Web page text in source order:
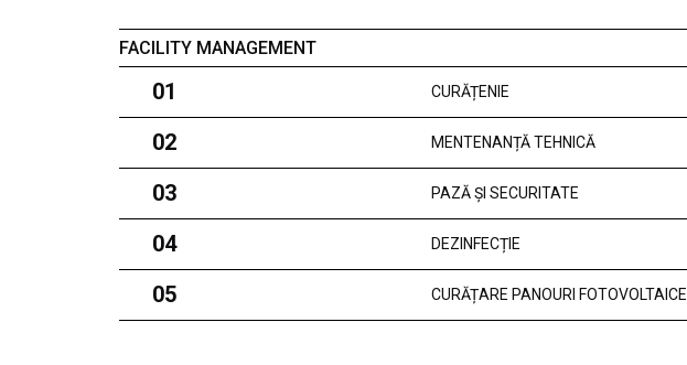
FACILITY MANAGEMENT
01 CURĂȚENIE
02 MENTENANȚĂ TEHNICĂ
03 PAZĂ ȘI SECURITATE
04 DEZINFECȚIE
05 CURĂȚARE PANOURI FOTOVOLTAICE